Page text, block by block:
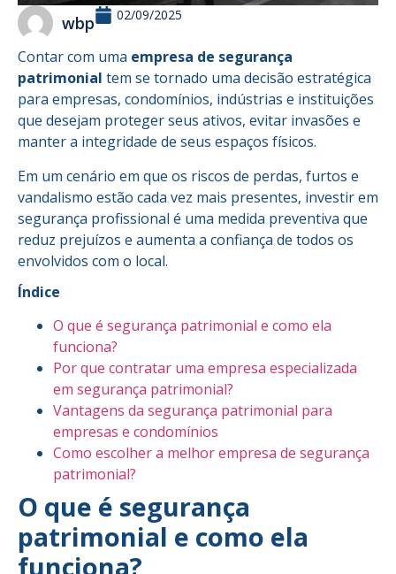
wbp 02/09/2025
Contar com uma empresa de segurança
patrimonial tem se tornado uma decisão estratégica
para empresas, condomínios, indústrias e instituições
que desejam proteger seus ativos, evitar invasões e
manter a integridade de seus espaços físicos.
Em um cenário em que os riscos de perdas, furtos e
vandalismo estão cada vez mais presentes, investir em
segurança profissional é uma medida preventiva que
reduz prejuízos e aumenta a confiança de todos os
envolvidos com o local.
Índice
O que é segurança patrimonial e como ela
funciona?
Por que contratar uma empresa especializada
em segurança patrimonial?
Vantagens da segurança patrimonial para
empresas e condomínios
Como escolher a melhor empresa de segurança
patrimonial?
O que é segurança
patrimonial e como ela
funciona?